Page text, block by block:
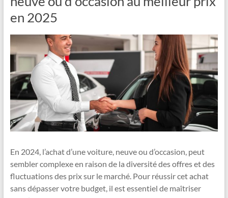
en 2025
En 2024, l’achat d’une voiture, neuve ou d’occasion, peut
sembler complexe en raison de la diversité des offres et des
fluctuations des prix sur le marché. Pour réussir cet achat
sans dépasser votre budget, il est essentiel de maîtriser